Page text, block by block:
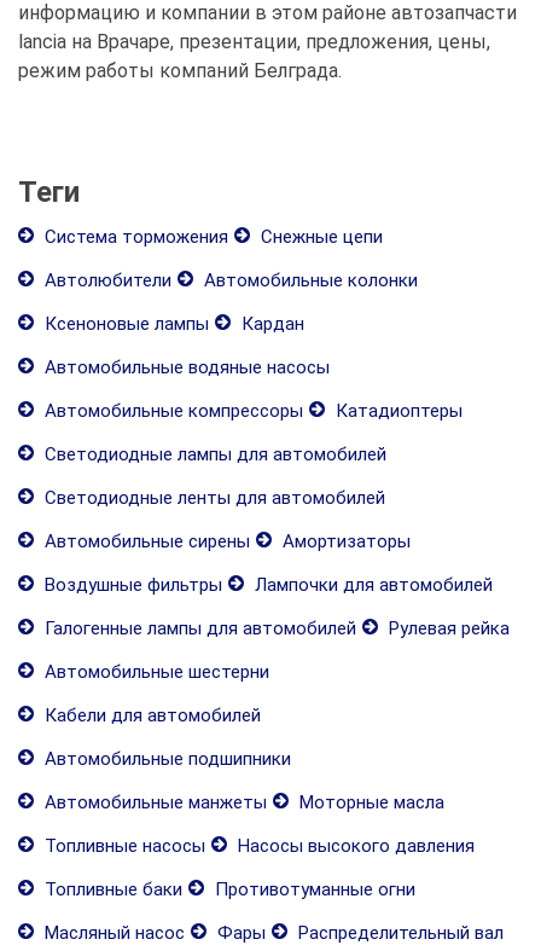
информацию и компании в этом районе автозапчасти
lancia на Врачаре, презентации, предложения, цены,
режим работы компаний Белграда.
Теги
Система торможения
Снежные цепи
Автолюбители
Автомобильные колонки
Ксеноновые лампы
Кардан
Автомобильные водяные насосы
Автомобильные компрессоры
Катадиоптеры
Светодиодные лампы для автомобилей
Светодиодные ленты для автомобилей
Автомобильные сирены
Амортизаторы
Воздушные фильтры
Лампочки для автомобилей
Галогенные лампы для автомобилей
Рулевая рейка
Автомобильные шестерни
Кабели для автомобилей
Автомобильные подшипники
Автомобильные манжеты
Моторные масла
Топливные насосы
Насосы высокого давления
Топливные баки
Противотуманные огни
Масляный насос
Фары
Распределительный вал